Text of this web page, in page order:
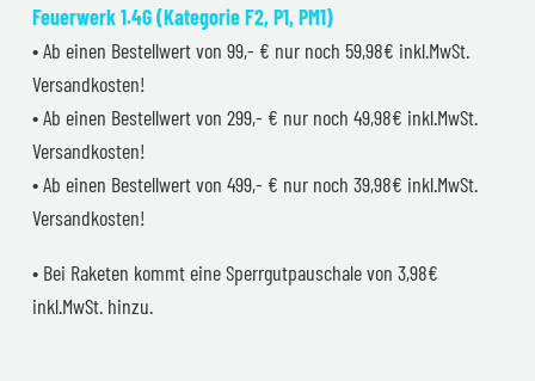
Feuerwerk 1.4G (Kategorie F2, P1, PM1)
• Ab einen Bestellwert von 99,- € nur noch 59,98€ inkl.MwSt.
Versandkosten!
• Ab einen Bestellwert von 299,- € nur noch 49,98€ inkl.MwSt.
Versandkosten!
• Ab einen Bestellwert von 499,- € nur noch 39,98€ inkl.MwSt.
Versandkosten!
• Bei Raketen kommt eine Sperrgutpauschale von 3,98€
inkl.MwSt. hinzu.